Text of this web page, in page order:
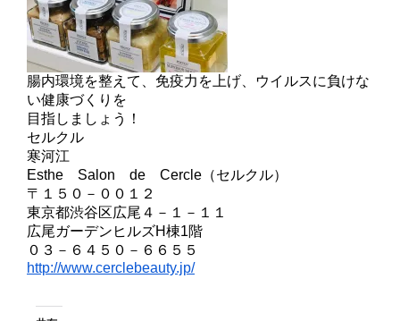
腸内環境を整えて、免疫力を上げ、ウイルスに負けな
い健康づくりを
目指しましょう！
セルクル
寒河江
Esthe Salon de Cercle（セルクル）
〒１５０－００１２
東京都渋谷区広尾４－１－１１
広尾ガーデンヒルズH棟1階
０３－６４５０－６６５５
http://www.cerclebeauty.jp/